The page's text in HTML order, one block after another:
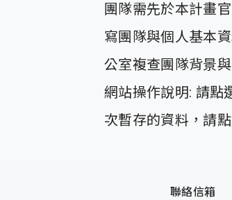
團隊需先於本計畫
寫團隊與個人基本
公室複查團隊背景與
網站操作說明: 請點
次暫存的資料，請
聯絡信箱